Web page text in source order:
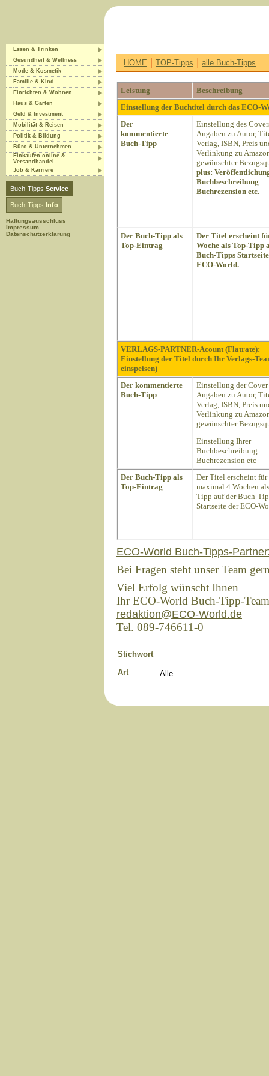
Essen & Trinken
Gesundheit & Wellness
Mode & Kosmetik
Familie & Kind
Einrichten & Wohnen
Haus & Garten
Geld & Investment
Mobilität & Reisen
Politik & Bildung
Büro & Unternehmen
Einkaufen online &
Versandhandel
Job & Karriere
Buch-Tipps Service
Buch-Tipps Info
Haftungsausschluss
Impressum
Datenschutzerklärung
HOME | TOP-Tipps | alle Buch-Tipps
Leistung
Beschreibung
Einstellung der Buchtitel durch das ECO-
Der
kommentierte
Buch-Tipp
Einstellung des
Angaben zu Autor,
Verlag, ISBN, Preis
Verlinkung zu
gewünschter
plus:
Buchbeschreibung
Buchrezension etc.
Der Buch-Tipp als
Top-Eintrag
Der Titel erscheint
Woche als Top-Tipp
Buch-Tipps
ECO-World.
VERLAGS-PARTNER-Acount (Flatrate):
Einstellung der Titel durch Ihr Verlags-
einspeisen)
Der kommentierte
Buch-Tipp
Einstellung der
Angaben zu Autor,
Verlag, ISBN, Preis
Verlinkung zu
gewünschter
Einstellung Ihrer
Buchbeschreibung
Buchrezension etc
Der Buch-Tipp als
Top-Eintrag
Der Titel erscheint für
maximal 4 Wochen
Tipp auf der Buch-
Startseite der ECO-
ECO-World Buch-Tipps-
Bei Fragen steht unser Team
Viel Erfolg wünscht Ihnen
Ihr ECO-World Buch-Tipp-Team
redaktion@ECO-World.de
Tel. 089-746611-0
Stichwort
Art